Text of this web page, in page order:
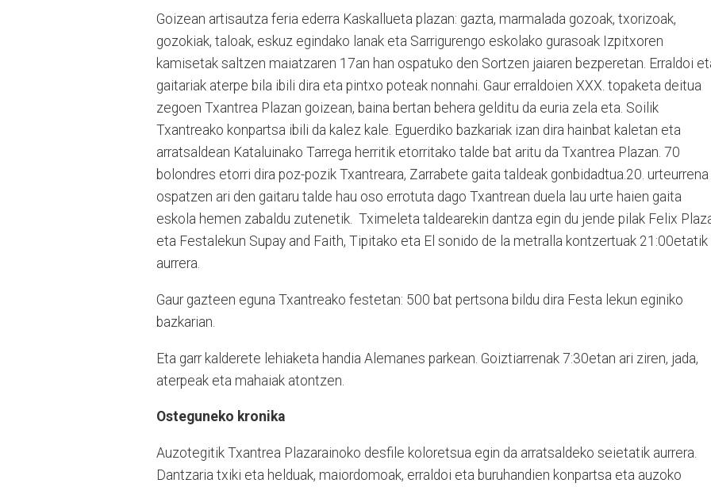
Goizean artisautza feria ederra Kaskallueta plazan: gazta, marmalada gozoak, txorizoak,
gozokiak, taloak, eskuz egindako lanak eta Sarrigurengo eskolako gurasoak Izpitxoren
kamisetak saltzen maiatzaren 17an han ospatuko den Sortzen jaiaren bezperetan. Erraldoi
gaitariak aterpe bila ibili dira eta pintxo poteak nonnahi. Gaur erraldoien XXX. topaketa deitua
zegoen Txantrea Plazan goizean, baina bertan behera gelditu da euria zela eta. Soilik
Txantreako konpartsa ibili da kalez kale. Eguerdiko bazkariak izan dira hainbat kaletan eta
arratsaldean Kataluinako Tarrega herritik etorritako talde bat aritu da Txantrea Plazan. 70
bolondres etorri dira poz-pozik Txantreara, Zarrabete gaita taldeak gonbidadtua.20. urteurrena
ospatzen ari den gaitaru talde hau oso errotuta dago Txantrean duela lau urte haien gaita
eskola hemen zabaldu zutenetik. Tximeleta taldearekin dantza egin du jende pilak Felix
eta Festalekun Supay and Faith, Tipitako eta El sonido de la metralla kontzertuak 21:00etatik
aurrera.
Gaur gazteen eguna Txantreako festetan: 500 bat pertsona bildu dira Festa lekun eginiko
bazkarian.
Eta garr kalderete lehiaketa handia Alemanes parkean. Goiztiarrenak 7:30etan ari ziren, jada,
aterpeak eta mahaiak atontzen.
Osteguneko kronika
Auzotegitik Txantrea Plazarainoko desfile koloretsua egin da arratsaldeko seietatik aurrera.
Dantzaria txiki eta helduak, maiordomoak, erraldoi eta buruhandien konpartsa eta auzoko